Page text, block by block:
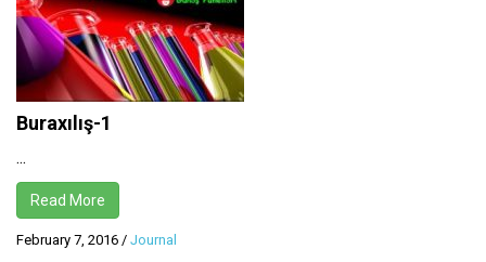
Buraxılış-1
...
Read More
February 7, 2016 / Journal